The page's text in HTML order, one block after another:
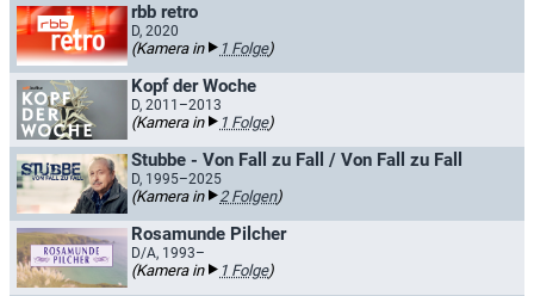
rbb retro
D, 2020
(Kamera in 1 Folge)
Kopf der Woche
D, 2011–2013
(Kamera in 1 Folge)
Stubbe - Von Fall zu Fall / Von Fall zu Fall
D, 1995–2025
(Kamera in 2 Folgen)
Rosamunde Pilcher
D/A, 1993–
(Kamera in 1 Folge)